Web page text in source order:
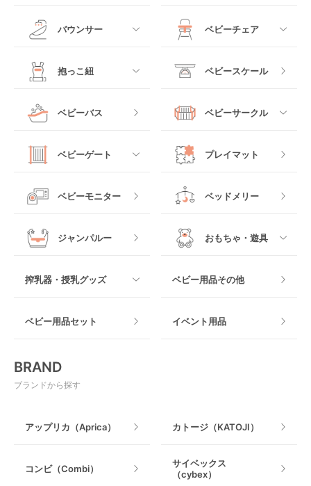
レギュラーサイズベビ
ベッドインベッド
クーファン
マットレス・布団
ベビーベッドその他
ベビーカーその他
すべて
ジュニアシート
チャイルドシートその
他
すべて
バウンサー
すべて
ロッキングタイプ
ベビーチェア
すべて
テーブルチェア
抱っこ紐
すべて
ヒップシート
抱っこ紐その他
ベビースケール
ベビーバス ベビーサークル
すべて
木製
マット製
ベビーゲート
すべて
プレイマット
ベビーモニター ベッドメリー
ジャンパルー おもちゃ・遊具
室内遊具
搾乳器・授乳グッズ
授乳グッズ・ママ用品
ベビー用品その他
ベビー用品セット イベント用品
BRAND
ブランドから探す
アップリカ（Aprica） カトージ（KATOJI）
コンビ（Combi）
サイベックス
（cybex）